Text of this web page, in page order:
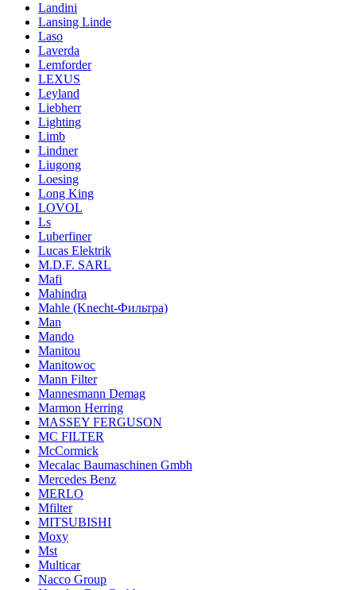
Landini
Lansing Linde
Laso
Laverda
Lemforder
LEXUS
Leyland
Liebherr
Lighting
Limb
Lindner
Liugong
Loesing
Long King
LOVOL
Ls
Luberfiner
Lucas Elektrik
M.D.F. SARL
Mafi
Mahindra
Mahle (Knecht-Фильтра)
Man
Mando
Manitou
Manitowoc
Mann Filter
Mannesmann Demag
Marmon Herring
MASSEY FERGUSON
MC FILTER
McCormick
Mecalac Baumaschinen Gmbh
Mercedes Benz
MERLO
Mfilter
MITSUBISHI
Moxy
Mst
Multicar
Nacco Group